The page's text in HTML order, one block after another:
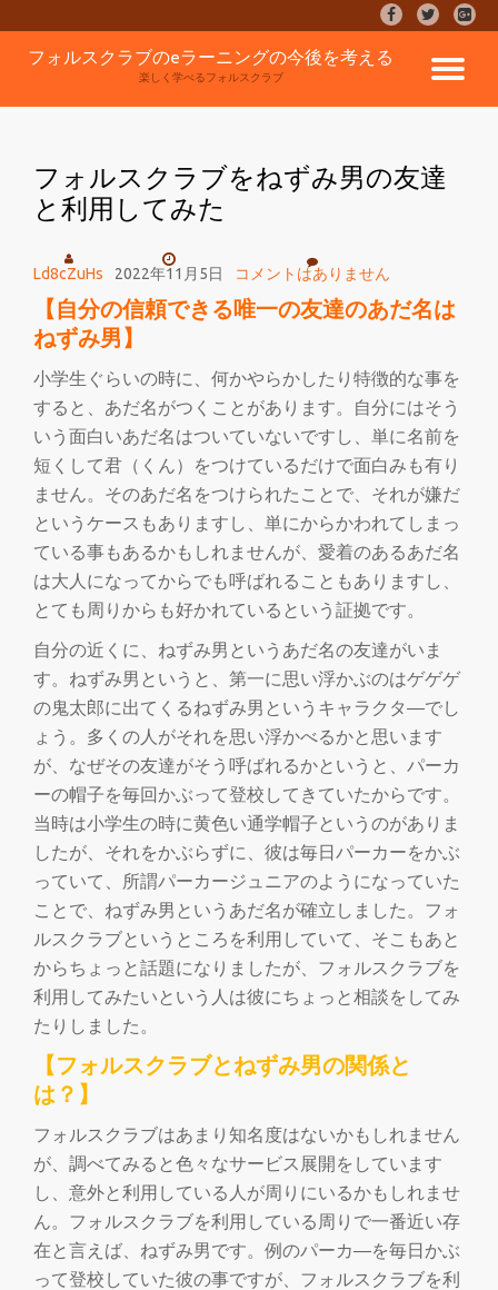
fa-
facebook
fa-
twitter
fa-
plus-
square
ナ
シ
ン
を
切
り
え
フォルスクラブのeラーニングの今後を考える
楽しく学べるフォルスクラブ
フォルスクラブをねずみ男の友達
と利用してみた
Ld8cZuHs 2022年11月5日 コメントはありません
【自分の信頼できる唯一の友達のあだ名は
ねずみ男】
小学生ぐらいの時に、何かやらかしたり特徴的な事を
すると、あだ名がつくことがあります。自分にはそう
いう面白いあだ名はついていないですし、単に名前を
短くして君（くん）をつけているだけで面白みも有り
ません。そのあだ名をつけられたことで、それが嫌だ
というケースもありますし、単にからかわれてしまっ
ている事もあるかもしれませんが、愛着のあるあだ名
は大人になってからでも呼ばれることもありますし、
とても周りからも好かれているという証拠です。
自分の近くに、ねずみ男というあだ名の友達がいま
す。ねずみ男というと、第一に思い浮かぶのはゲゲゲ
の鬼太郎に出てくるねずみ男というキャラクタ―でし
ょう。多くの人がそれを思い浮かべるかと思います
が、なぜその友達がそう呼ばれるかというと、パーカ
ーの帽子を毎回かぶって登校してきていたからです。
当時は小学生の時に黄色い通学帽子というのがありま
したが、それをかぶらずに、彼は毎日パーカーをかぶ
っていて、所謂パーカージュニアのようになっていた
ことで、ねずみ男というあだ名が確立しました。フォ
ルスクラブというところを利用していて、そこもあと
からちょっと話題になりましたが、フォルスクラブを
利用してみたいという人は彼にちょっと相談をしてみ
たりしました。
【フォルスクラブとねずみ男の関係と
は？】
フォルスクラブはあまり知名度はないかもしれません
が、調べてみると色々なサービス展開をしています
し、意外と利用している人が周りにいるかもしれませ
ん。フォルスクラブを利用している周りで一番近い存
在と言えば、ねずみ男です。例のパーカ―を毎日かぶ
って登校していた彼の事ですが、フォルスクラブを利